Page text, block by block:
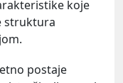
koje
struktura
postaje